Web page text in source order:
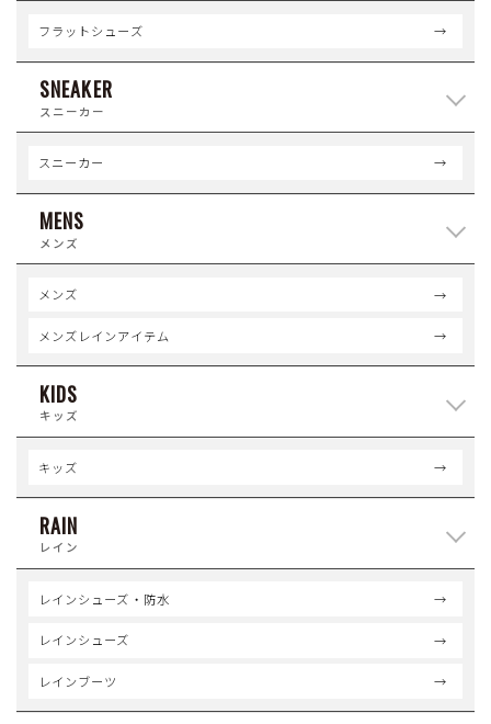
フラットシューズ
SNEAKER
スニーカー
スニーカー
MENS
メンズ
メンズ
メンズレインアイテム
KIDS
キッズ
キッズ
RAIN
レイン
レインシューズ・防水
レインシューズ
レインブーツ